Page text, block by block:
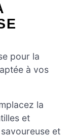
pour la
à vos
la
et
et